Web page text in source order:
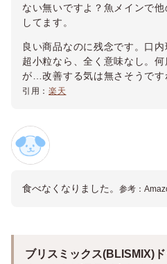
ない無いですよ？魚メインで
してます。
良い商品なのに残念です。口
超小粒なら、全く意味なし。
が…改善する気は無さそうで
引用：楽天
食べなくなりました。 参考：
ブリスミックス(BLISMIX)